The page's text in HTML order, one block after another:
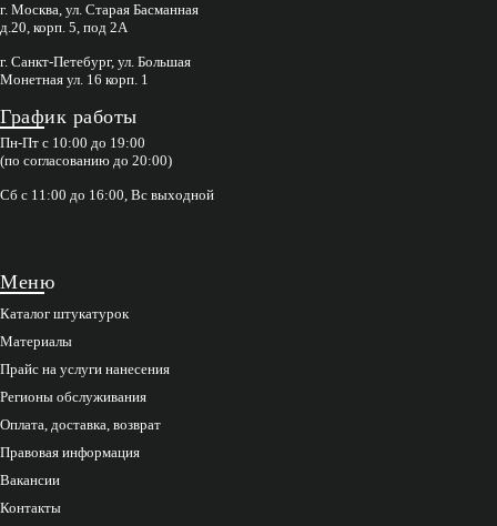
г. Москва, ул. Старая Басманная
д.20, корп. 5, под 2А
г. Санкт-Петебург, ул. Большая
Монетная ул. 16 корп. 1
График работы
Пн-Пт с 10:00 до 19:00
(по согласованию до 20:00)
Сб с 11:00 до 16:00, Вс выходной
Меню
Каталог штукатурок
Материалы
Прайс на услуги нанесения
Регионы обслуживания
Оплата, доставка, возврат
Правовая информация
Вакансии
Контакты